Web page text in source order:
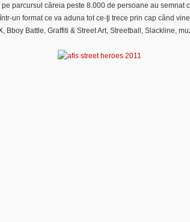
parcursul căreia peste 8.000 de persoane au semnat
un format ce va aduna tot ce-ţi trece prin cap când
Bboy Battle, Graffiti & Street Art, Streetball, Slackline,